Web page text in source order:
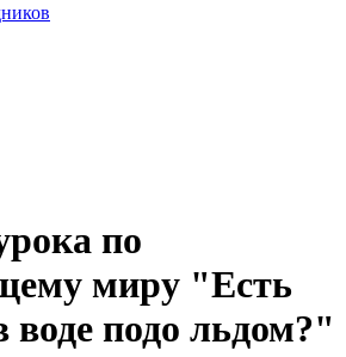
по
миру "Есть
воде подо льдом?"